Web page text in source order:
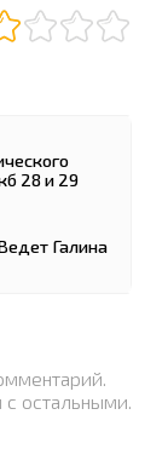
28 и 29
Галина
остальными.